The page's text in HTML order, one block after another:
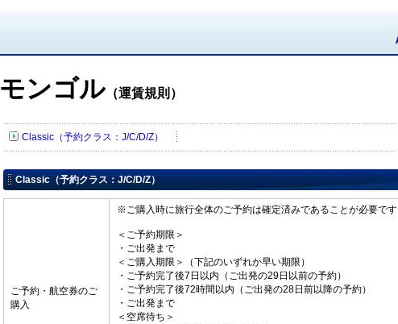
モンゴル（運賃規則）
Classic（予約クラス：J/C/D/Z）
Classic（予約クラス：J/C/D/Z）
ご予約・航空券のご
購入
※ご購入時に旅行全体のご予約は確定済みであることが必要です
＜ご予約期限＞
・ご出発まで
＜ご購入期限＞（下記のいずれか早い期限）
・ご予約完了後7日以内（ご出発の29日以前の予約）
・ご予約完了後72時間以内（ご出発の28日前以降の予約）
・ご出発まで
＜空席待ち＞